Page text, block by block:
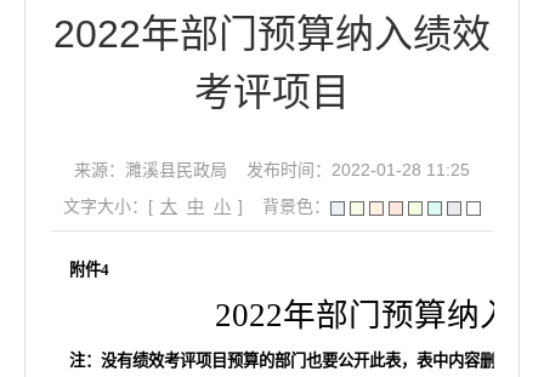
2022年部门预算纳入绩效
考评项目
来源：濉溪县民政局
发布时间：2022-01-28 11:25
文字大小：[ 大 中 小 ] 背景色：
附件4
2022年部门预算纳入
注：没有绩效考评项目预算的部门也要公开此表，表中内容删除填